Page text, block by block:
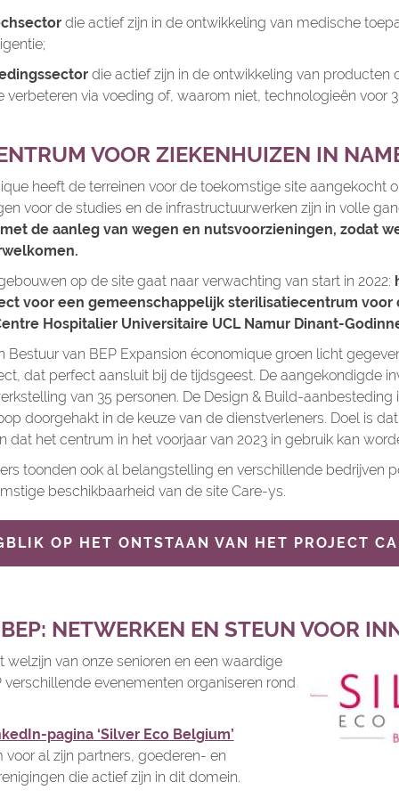
die actief zijn in de ontwikkeling van medische
die actief zijn in de ontwikkeling van producten
via voeding of, waarom niet, technologieën voor
VOOR ZIEKENHUIZEN IN
heeft de terreinen voor de toekomstige site aangekocht
voor de studies en de infrastructuurwerken zijn in volle
de aanleg van wegen en nutsvoorzieningen, zodat
op de site gaat naar verwachting van start in 2022:
voor een gemeenschappelijk sterilisatiecentrum voor
Hospitalier Universitaire UCL Namur Dinant-
Bestuur van BEP Expansion économique groen licht
dat perfect aansluit bij de tijdsgeest. De aangekondigde
van 35 personen. De Design & Build-aanbesteding
doorgehakt in de keuze van de dienstverleners. Doel is
dat het centrum in het voorjaar van 2023 in gebruik kan
toonden ook al belangstelling en verschillende bedrijven
beschikbaarheid van de site Care-ys.
OP HET ONTSTAAN VAN HET PROJECT
NETWERKEN EN STEUN VOOR
welzijn van onze senioren en een waardige
evenementen organiseren rond
pagina ‘Silver Eco Belgium’
al zijn partners, goederen- en
die actief zijn in dit domein.